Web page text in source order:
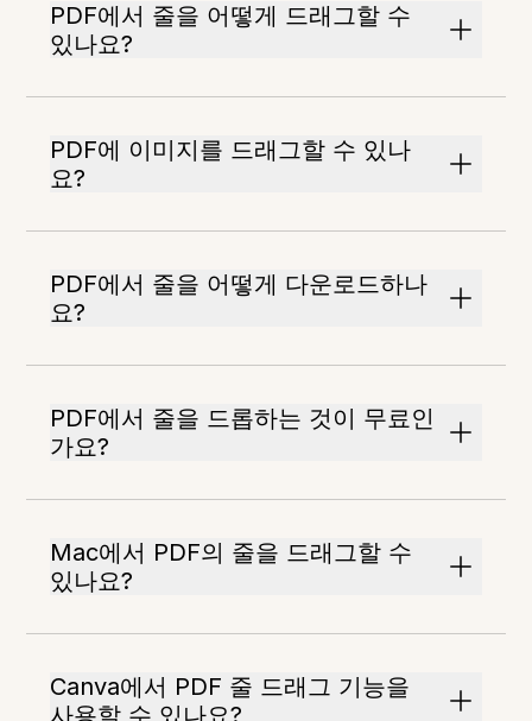
PDF에서 줄을 어떻게 드래그할 수
있나요?
PDF에 이미지를 드래그할 수 있나
요?
PDF에서 줄을 어떻게 다운로드하나
요?
PDF에서 줄을 드롭하는 것이 무료인
가요?
Mac에서 PDF의 줄을 드래그할 수
있나요?
Canva에서 PDF 줄 드래그 기능을
사용할 수 있나요?